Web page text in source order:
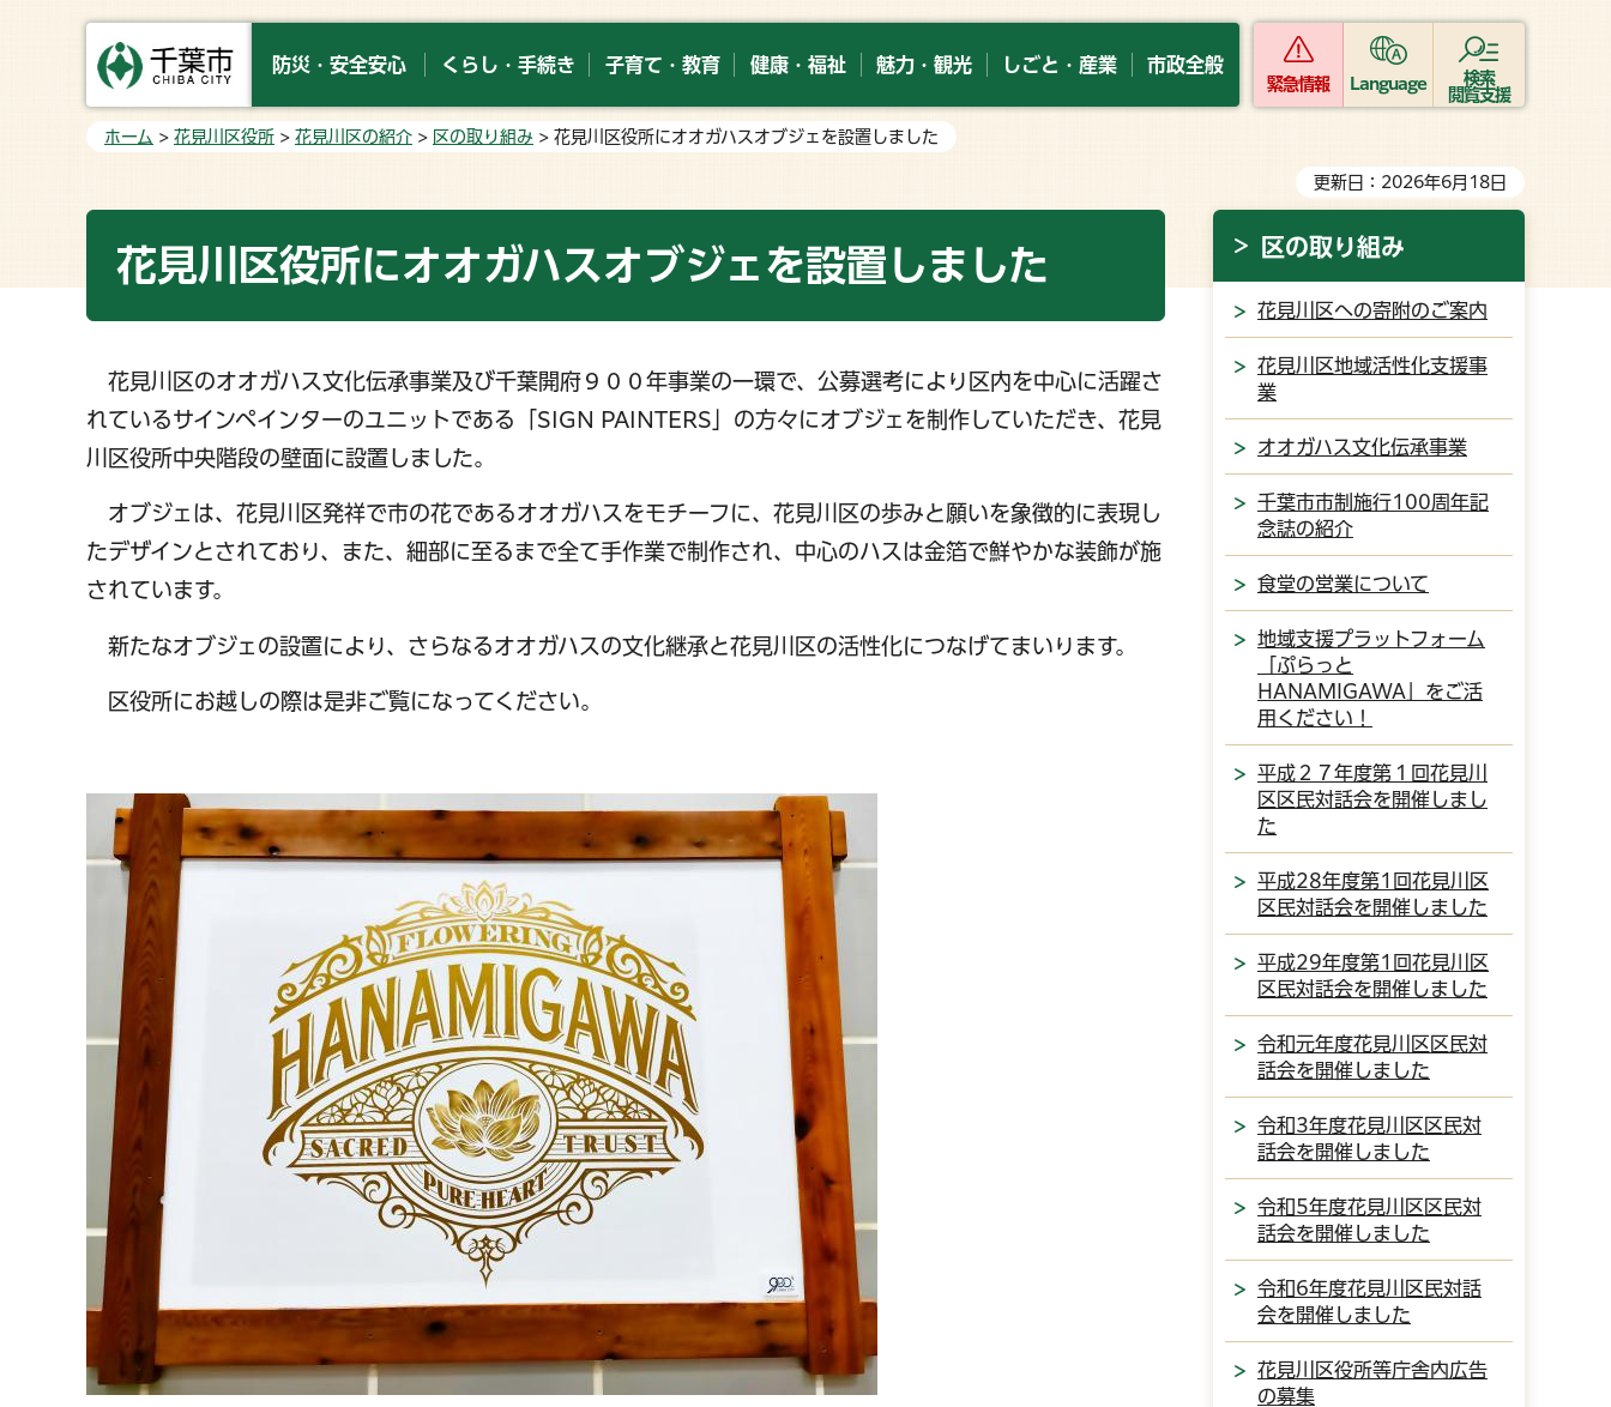
防災・安全安心 くらし・手続き 子育て・教育 健康・福祉 魅力・観光 しごと・産業 市政全般
緊急情報 Language
検索
閲覧支援
ホーム > 花見川区役所 > 花見川区の紹介 > 区の取り組み > 花見川区役所にオオガハスオブジェを設置しました
更新日：2026年6月18日
花見川区役所にオオガハスオブジェを設置しました
花見川区のオオガハス文化伝承事業及び千葉開府９００年事業の一環で、公募選考により区内を中心に活躍さ
れているサインペインターのユニットである「SIGN PAINTERS」の方々にオブジェを制作していただき、花見
川区役所中央階段の壁面に設置しました。
オブジェは、花見川区発祥で市の花であるオオガハスをモチーフに、花見川区の歩みと願いを象徴的に表現し
たデザインとされており、また、細部に至るまで全て手作業で制作され、中心のハスは金箔で鮮やかな装飾が施
されています。
新たなオブジェの設置により、さらなるオオガハスの文化継承と花見川区の活性化につなげてまいります。
区役所にお越しの際は是非ご覧になってください。
区の取り組み
花見川区への寄附のご案内
花見川区地域活性化支援事
業
オオガハス文化伝承事業
千葉市市制施行100周年記
念誌の紹介
食堂の営業について
地域支援プラットフォーム
「ぷらっと
HANAMIGAWA」をご活
用ください！
平成２７年度第１回花見川
区区民対話会を開催しまし
た
平成28年度第1回花見川区
区民対話会を開催しました
平成29年度第1回花見川区
区民対話会を開催しました
令和元年度花見川区区民対
話会を開催しました
令和3年度花見川区区民対
話会を開催しました
令和5年度花見川区区民対
話会を開催しました
令和6年度花見川区民対話
会を開催しました
花見川区役所等庁舎内広告
の募集